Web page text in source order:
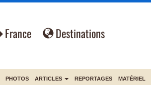
France Destinations
PHOTOS ARTICLES REPORTAGES MATÉRIEL